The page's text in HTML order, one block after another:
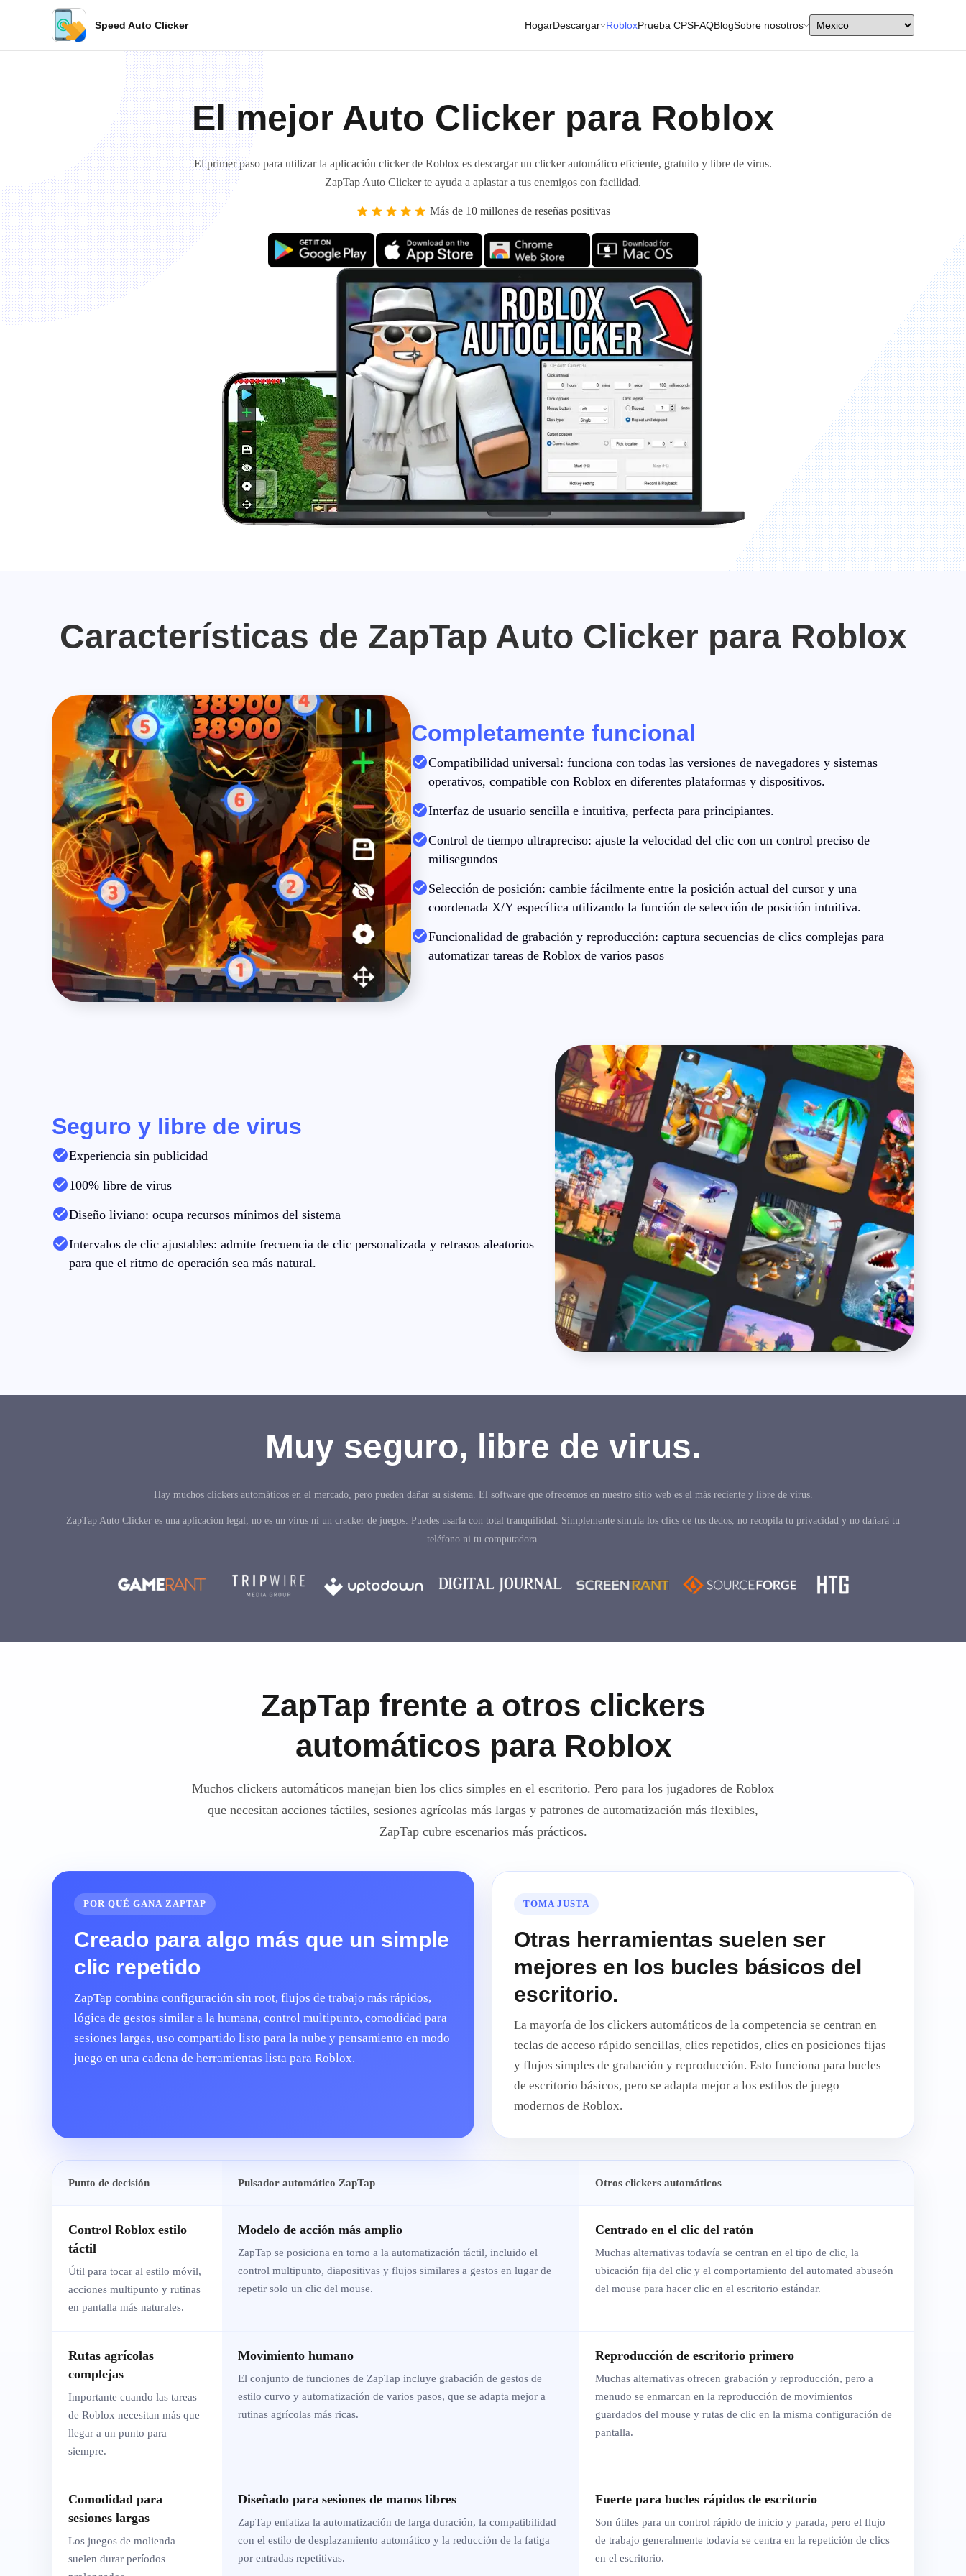
Speed Auto Clicker HogarDescargar RobloxPrueba CPSFAQBlogSobre nosotros
El mejor Auto Clicker para Roblox
El primer paso para utilizar la aplicación clicker de Roblox es descargar un clicker automático eficiente, gratuito y libre de virus.
ZapTap Auto Clicker te ayuda a aplastar a tus enemigos con facilidad.
Más de 10 millones de reseñas positivas
Características de ZapTap Auto Clicker para Roblox
Completamente funcional
Compatibilidad universal: funciona con todas las versiones de navegadores y sistemas
operativos, compatible con Roblox en diferentes plataformas y dispositivos.
Interfaz de usuario sencilla e intuitiva, perfecta para principiantes.
Control de tiempo ultrapreciso: ajuste la velocidad del clic con un control preciso de
milisegundos
Selección de posición: cambie fácilmente entre la posición actual del cursor y una
coordenada X/Y específica utilizando la función de selección de posición intuitiva.
Funcionalidad de grabación y reproducción: captura secuencias de clics complejas para
automatizar tareas de Roblox de varios pasos
Seguro y libre de virus
Experiencia sin publicidad
100% libre de virus
Diseño liviano: ocupa recursos mínimos del sistema
Intervalos de clic ajustables: admite frecuencia de clic personalizada y retrasos aleatorios
para que el ritmo de operación sea más natural.
Muy seguro, libre de virus.
Hay muchos clickers automáticos en el mercado, pero pueden dañar su sistema. El software que ofrecemos en nuestro sitio web es el más reciente y libre de virus.
ZapTap Auto Clicker es una aplicación legal; no es un virus ni un cracker de juegos. Puedes usarla con total tranquilidad. Simplemente simula los clics de tus dedos, no recopila tu privacidad y no dañará tu
teléfono ni tu computadora.
ZapTap frente a otros clickers
automáticos para Roblox
Muchos clickers automáticos manejan bien los clics simples en el escritorio. Pero para los jugadores de Roblox
que necesitan acciones táctiles, sesiones agrícolas más largas y patrones de automatización más flexibles,
ZapTap cubre escenarios más prácticos.
POR QUÉ GANA ZAPTAP
Creado para algo más que un simple
clic repetido
ZapTap combina configuración sin root, flujos de trabajo más rápidos,
lógica de gestos similar a la humana, control multipunto, comodidad para
sesiones largas, uso compartido listo para la nube y pensamiento en modo
juego en una cadena de herramientas lista para Roblox.
TOMA JUSTA
Otras herramientas suelen ser
mejores en los bucles básicos del
escritorio.
La mayoría de los clickers automáticos de la competencia se centran en
teclas de acceso rápido sencillas, clics repetidos, clics en posiciones fijas
y flujos simples de grabación y reproducción. Esto funciona para bucles
de escritorio básicos, pero se adapta mejor a los estilos de juego
modernos de Roblox.
Punto de decisión Pulsador automático ZapTap Otros clickers automáticos
Control Roblox estilo
táctil
Útil para tocar al estilo móvil,
acciones multipunto y rutinas
en pantalla más naturales.
Modelo de acción más amplio
ZapTap se posiciona en torno a la automatización táctil, incluido el
control multipunto, diapositivas y flujos similares a gestos en lugar de
repetir solo un clic del mouse.
Centrado en el clic del ratón
Muchas alternativas todavía se centran en el tipo de clic, la
ubicación fija del clic y el comportamiento del automated abuseón
del mouse para hacer clic en el escritorio estándar.
Rutas agrícolas
complejas
Importante cuando las tareas
de Roblox necesitan más que
llegar a un punto para
siempre.
Movimiento humano
El conjunto de funciones de ZapTap incluye grabación de gestos de
estilo curvo y automatización de varios pasos, que se adapta mejor a
rutinas agrícolas más ricas.
Reproducción de escritorio primero
Muchas alternativas ofrecen grabación y reproducción, pero a
menudo se enmarcan en la reproducción de movimientos
guardados del mouse y rutas de clic en la misma configuración de
pantalla.
Comodidad para
sesiones largas
Los juegos de molienda
suelen durar períodos
Diseñado para sesiones de manos libres
ZapTap enfatiza la automatización de larga duración, la compatibilidad
con el estilo de desplazamiento automático y la reducción de la fatiga
por entradas repetitivas.
Fuerte para bucles rápidos de escritorio
Son útiles para un control rápido de inicio y parada, pero el flujo
de trabajo generalmente todavía se centra en la repetición de clics
en el escritorio.